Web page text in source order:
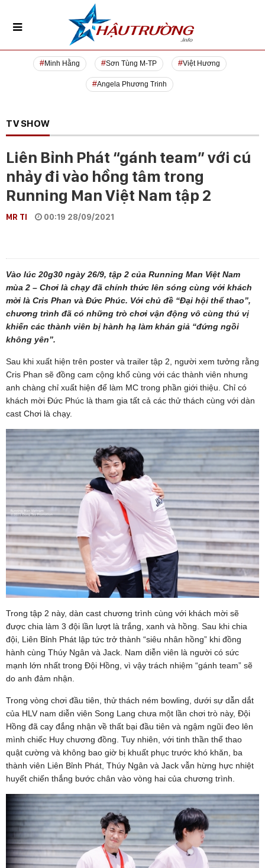
Minh Hằng Sơn Tùng M-TP Việt Hương
Angela Phương Trinh
TV SHOW
Liên Bỉnh Phát “gánh team” với cú
nhảy đi vào hồng tâm trong
Running Man Việt Nam tập 2
MR TI 00:19 28/09/2021
Vào lúc 20g30 ngày 26/9, tập 2 của Running Man Việt Nam
mùa 2 – Chơi là chạy đã chính thức lên sóng cùng với khách
mời là Cris Phan và Đức Phúc. Với chủ đề “Đại hội thể thao”,
chương trình đã có những trò chơi vận động vô cùng thú vị
khiến các thành viên bị hành hạ làm khán giả “đứng ngồi
không yên”.
Sau khi xuất hiện trên poster và trailer tập 2, người xem tưởng rằng
Cris Phan sẽ đồng cam cộng khổ cùng với các thành viên nhưng
anh chàng chỉ xuất hiện để làm MC trong phần giới thiệu. Chỉ có
khách mời Đức Phúc là tham gia tất cả các thử thách cùng với dàn
cast Chơi là chạy.
Trong tập 2 này, dàn cast chương trình cùng với khách mời sẽ
được chia làm 3 đội lần lượt là trắng, xanh và hồng. Sau khi chia
đội, Liên Bỉnh Phát lập tức trở thành “siêu nhân hồng” khi đồng
hành cùng Thúy Ngân và Jack. Nam diễn viên là người có sức
mạnh lớn nhất trong Đội Hồng, vì vậy trách nhiệm “gánh team” sẽ
do anh đảm nhận.
Trong vòng chơi đầu tiên, thử thách ném bowling, dưới sự dẫn dắt
của HLV nam diễn viên Song Lang chưa một lần chơi trò này, Đội
Hồng đã cay đắng nhận về thất bại đầu tiên và ngậm ngũi đeo lên
mình chiếc Huy chương đồng. Tuy nhiên, với tinh thần thể thao
quật cường và không bao giờ bị khuất phục trước khó khăn, ba
thành viên Liên Bỉnh Phát, Thúy Ngân và Jack vẫn hừng hực nhiệt
huyết chiến thắng bước chân vào vòng hai của chương trình.